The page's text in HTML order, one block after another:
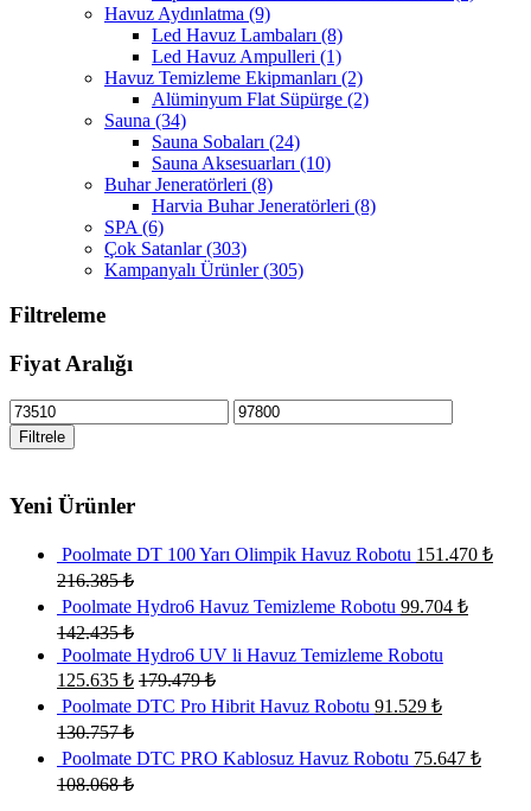
Havuz Aydınlatma (9)
Led Havuz Lambaları (8)
Led Havuz Ampulleri (1)
Havuz Temizleme Ekipmanları (2)
Alüminyum Flat Süpürge (2)
Sauna (34)
Sauna Sobaları (24)
Sauna Aksesuarları (10)
Buhar Jeneratörleri (8)
Harvia Buhar Jeneratörleri (8)
SPA (6)
Çok Satanlar(303)
Kampanyalı Ürünler(305)
Filtreleme
Fiyat Aralığı
En
düşük
fiyat
En
yüksek
Filtrele
Yeni Ürünler
Poolmate DT 100 Yarı Olimpik Havuz Robotu 151.470 ₺
216.385₺
Poolmate Hydro6 Havuz Temizleme Robotu 99.704 ₺
142.435₺
Poolmate Hydro6 UV li Havuz Temizleme Robotu
125.635 ₺ 179.479₺
Poolmate DTC Pro Hibrit Havuz Robotu 91.529 ₺
130.757₺
Poolmate DTC PRO Kablosuz Havuz Robotu 75.647 ₺
108.068₺